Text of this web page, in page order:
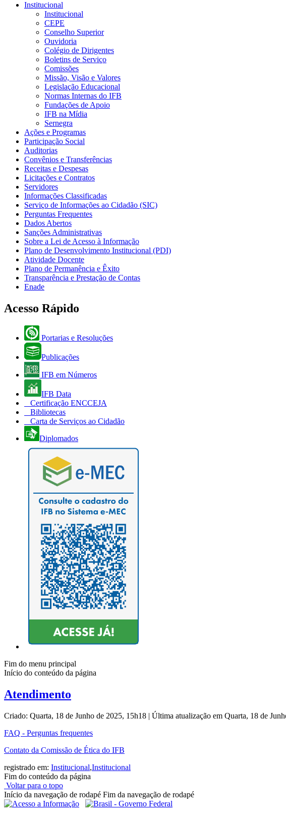
Institucional
Institucional
CEPE
Conselho Superior
Ouvidoria
Colégio de Dirigentes
Boletins de Serviço
Comissões
Missão, Visão e Valores
Legislação Educacional
Normas Internas do IFB
Fundações de Apoio
IFB na Mídia
Sernegra
Ações e Programas
Participação Social
Auditorias
Convênios e Transferências
Receitas e Despesas
Licitações e Contratos
Servidores
Informações Classificadas
Serviço de Informações ao Cidadão (SIC)
Perguntas Frequentes
Dados Abertos
Sanções Administrativas
Sobre a Lei de Acesso à Informação
Plano de Desenvolvimento Institucional (PDI)
Atividade Docente
Plano de Permanência e Êxito
Transparência e Prestação de Contas
Enade
Acesso Rápido
Portarias e Resoluções
Publicações
IFB em Números
IFB Data
Certificação ENCCEJA
Bibliotecas
Carta de Serviços ao Cidadão
Diplomados
Fim do menu principal
Início do conteúdo da página
Atendimento
Criado: Quarta, 18 de Junho de 2025, 15h18 | Última atualização em Quarta, 18 de
FAQ - Perguntas frequentes
Contato da Comissão de Ética do IFB
registrado em: Institucional,Institucional
Fim do conteúdo da página
Voltar para o topo
Início da navegação de rodapé Fim da navegação de rodapé